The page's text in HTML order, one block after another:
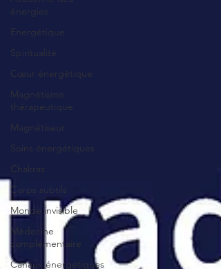
énergies
Energétique
Spiritualité
Cœur énergétique
Magnétisme
thérapeutique
Magnétiseur
Soins énergétiques
Chakras
Corps subtils
Monde invisible
Médecine
complémentaire
Canaux énergétiques